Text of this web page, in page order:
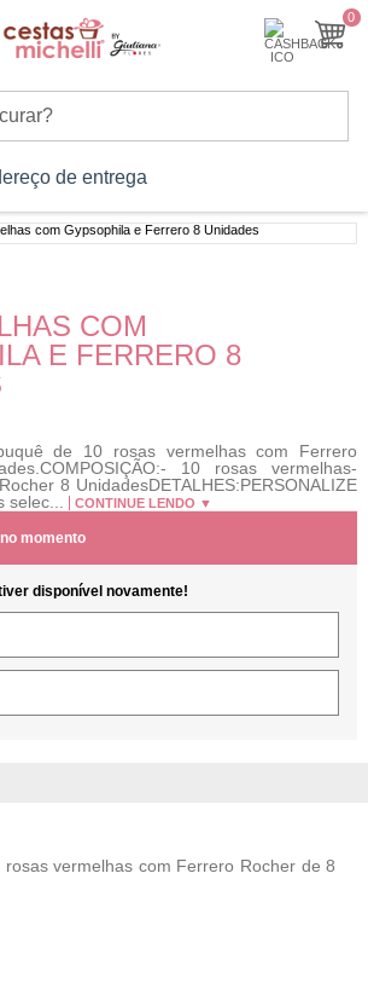
0
de entrega
Datas Shopping
Monte
sua
Cesta
COM
E FERRERO 8
de 10 rosas vermelhas com Ferrero
10 rosas vermelhas-
8 UnidadesDETALHES:PERSONALIZE
selec...
CONTINUE LENDO ▼
momento
disponível novamente!
vermelhas com Ferrero Rocher de 8